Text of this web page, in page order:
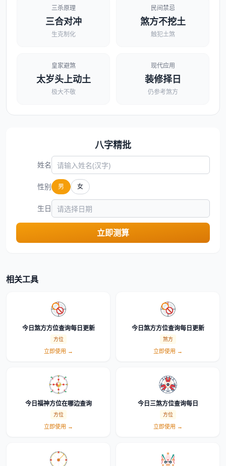
三杀原理
三合对冲
生克制化
民间禁忌
煞方不挖土
触犯土煞
皇家避煞
太岁头上动土
极大不敬
现代应用
装修择日
仍参考煞方
八字精批
姓名
性别 男 女
生日
立即测算
相关工具
今日煞方方位查询每日更新
方位
立即使用 →
今日煞方方位查询每日更新
煞方
立即使用 →
今日福神方位在哪边查询
方位
立即使用 →
今日三煞方位查询每日
方位
立即使用 →